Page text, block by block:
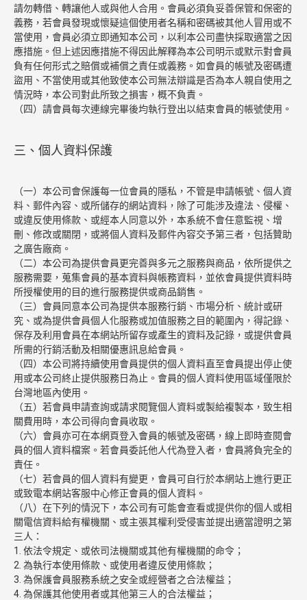
請勿轉借、轉讓他人或與他人合用。會員必須負妥善保管和保密的
義務，若會員發現或懷疑這個使用者名稱和密碼被其他人冒用或不
當使用，會員必須立即通知本公司，以利本公司盡快採取適當之因
應措施。但上述因應措施不得因此解釋為本公司明示或默示對會員
負有任何形式之賠償或補償之責任或義務。如會員的帳號及密碼遭
盜用、不當使用或其他致使本公司無法辯識是否為本人親自使用之
情況時，本公司對此所致之損害，概不負責。
（四）請會員每次連線完畢後均執行登出以結束會員的帳號使用。
三、個人資料保護
（一）本公司會保護每一位會員的隱私，不管是申請帳號、個人資
料、郵件內容、或所儲存的網站資料，除了可能涉及違法、侵權、
或違反使用條款、或經本人同意以外，本系統不會任意監視、增
刪、修改或關閉，或將個人資料及郵件內容交予第三者，包括贊助
之廣告廠商。
（二）本公司為提供會員更完善與多元之服務與商品，依所提供之
服務需要，蒐集會員的基本資料與帳務資料，並依會員提供資料時
所授權使用的目的進行服務提供或商品銷售。
（三）會員同意本公司為提供本服務行銷、市場分析、統計或研
究、或為提供會員個人化服務或加值服務之目的範圍內，得記錄、
保存及利用會員在本網站所留存或產生的資料及記錄，或提供會員
所需的行銷活動及相關優惠訊息給會員。
（四）本公司將持續使用會員提供的個人資料直至會員提出停止使
用或本公司終止提供服務日為止。會員的個人資料使用區域僅限於
台灣地區內使用。
（五）若會員申請查詢或請求閱覽個人資料或製給複製本，致生相
關費用時，本公司得向會員收取。
（六）會員亦可在本網頁登入會員的帳號及密碼，線上即時查閱會
員的個人資料檔案。若會員委託他人代為登入者，會員將負完全的
責任。
（七）若會員的個人資料有變更，會員可自行於本網站上進行更正
或致電本網站客服中心修正會員的個人資料。
（八）在下列的情況下，本公司有可能會查看或提供你的個人或相
關電信資料給有權機關、或主張其權利受侵害並提出適當證明之第
三人：
1. 依法令規定、或依司法機關或其他有權機關的命令；
2. 為執行本使用條款、或使用者違反使用條款；
3. 為保護會員服務系統之安全或經營者之合法權益；
4. 為保護其他使用者或其他第三人的合法權益；